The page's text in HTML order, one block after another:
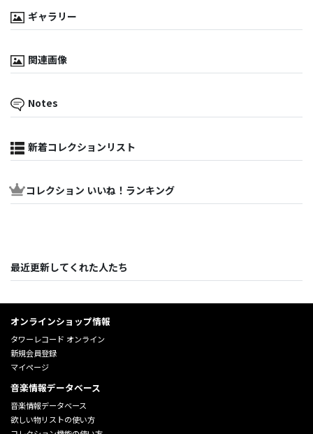
ギャラリー
関連画像
Notes
新着コレクションリスト
コレクション いいね！ランキング
最近更新してくれた人たち
オンラインショップ情報
タワーレコード オンライン
新規会員登録
マイページ
音楽情報データベース
音楽情報データベース
欲しい物リストの使い方